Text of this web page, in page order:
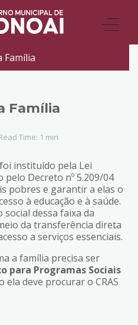
Família
Família
Time: 1 min
instituído pela Lei
pelo Decreto nº 5.209/04
pobres e garantir a elas o
à educação e à saúde.
dessa faixa da
da transferência direta
a serviços essenciais.
a família precisa ser
para Programas Sociais
ela deve procurar o CRAS